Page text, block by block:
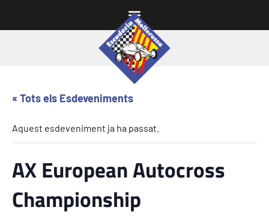
« Tots els Esdeveniments
Aquest esdeveniment ja ha passat.
AX European Autocross
Championship